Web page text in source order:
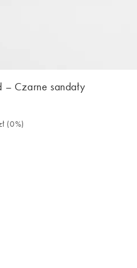
Czarne sandały
30 dni 592,00 zł (0%). Było
(0%)